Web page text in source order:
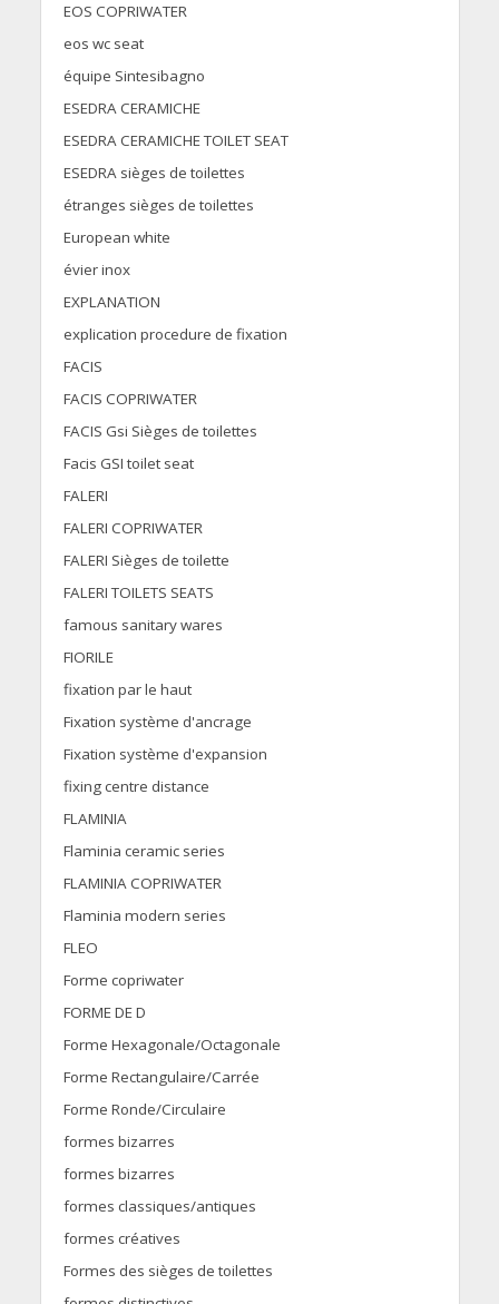
EOS COPRIWATER
eos wc seat
équipe Sintesibagno
ESEDRA CERAMICHE
ESEDRA CERAMICHE TOILET SEAT
ESEDRA sièges de toilettes
étranges sièges de toilettes
European white
évier inox
EXPLANATION
explication procedure de fixation
FACIS
FACIS COPRIWATER
FACIS Gsi Sièges de toilettes
Facis GSI toilet seat
FALERI
FALERI COPRIWATER
FALERI Sièges de toilette
FALERI TOILETS SEATS
famous sanitary wares
FIORILE
fixation par le haut
Fixation système d'ancrage
Fixation système d'expansion
fixing centre distance
FLAMINIA
Flaminia ceramic series
FLAMINIA COPRIWATER
Flaminia modern series
FLEO
Forme copriwater
FORME DE D
Forme Hexagonale/Octagonale
Forme Rectangulaire/Carrée
Forme Ronde/Circulaire
formes bizarres
formes bizarres
formes classiques/antiques
formes créatives
Formes des sièges de toilettes